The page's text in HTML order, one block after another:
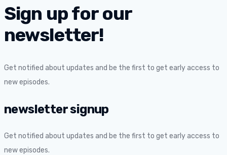
Sign up for our
newsletter!
Get notified about updates and be the first to get early access to
new episodes.
newsletter signup
Get notified about updates and be the first to get early access to
new episodes.